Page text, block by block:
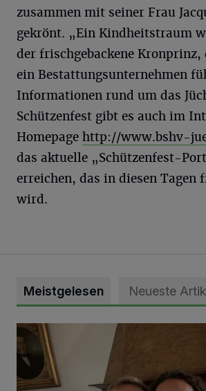
zusammen mit seiner Frau
gekrönt. „Ein Kindheitstraum
der frischgebackene
ein Bestattungsunternehmen
Informationen rund um das
Schützenfest gibt es auch im
Homepage http://www.bshv-
das aktuelle „Schützenfest-
erreichen, das in diesen Tagen
wird.
Meistgelesen Neueste
„Loss dir nix jefalle“ in 7 Tage 1 Song